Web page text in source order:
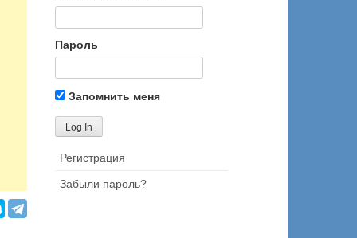
Пароль
Запомнить меня
Регистрация
Забыли пароль?